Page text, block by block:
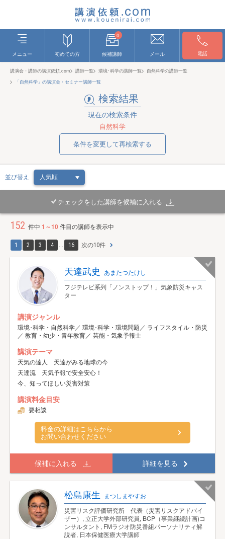
メニュー 初めての方
0
候補講師 メール 電話
講演会・講師の講演依頼.com 講師一覧 環境･科学の講師一覧
自然科学の講師一覧
「自然科学」の講演会・セミナー講師一覧
検索結果
現在の検索条件
自然科学
条件を変更して再検索する
並び替え
チェックをした講師を候補に入れる
152 件中 1～10件目の講師を表示中
1 2 3 4 ... 16 次の10件
天達武史
あまたつたけし
フジテレビ系列「ノンストップ！」気象防災キャス
ター
講演ジャンル
環境･科学・自然科学／ 環境･科学・環境問題／ ライフスタイル・防災
／ 教育・幼少・青年教育／ 芸能・気象予報士
講演テーマ
天気の達人 天達がみる地球の今
天達流 天気予報で安全安心！
今、知ってほしい災害対策
講演料金目安
要相談
料金の詳細はこちらから
お問い合わせください
候補に入れる 詳細を見る
松島康生
まつしまやすお
災害リスク評価研究所 代表（災害リスクアドバイ
ザー）, 立正大学外部研究員, BCP（事業継続計画)コ
ンサルタント, FMラジオ防災番組パーソナリティ解
説者, 日本保健医療大学講師